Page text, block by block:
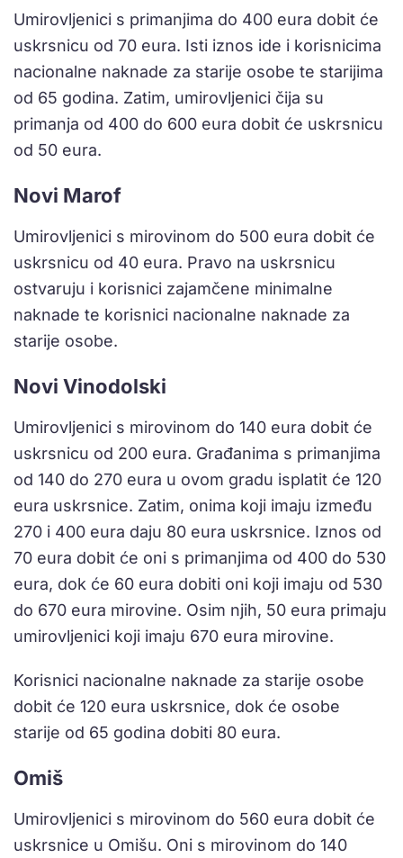
Umirovljenici s primanjima do 400 eura dobit će
uskrsnicu od 70 eura. Isti iznos ide i korisnicima
nacionalne naknade za starije osobe te starijima
od 65 godina. Zatim, umirovljenici čija su
primanja od 400 do 600 eura dobit će uskrsnicu
od 50 eura.
Novi Marof
Umirovljenici s mirovinom do 500 eura dobit će
uskrsnicu od 40 eura. Pravo na uskrsnicu
ostvaruju i korisnici zajamčene minimalne
naknade te korisnici nacionalne naknade za
starije osobe.
Novi Vinodolski
Umirovljenici s mirovinom do 140 eura dobit će
uskrsnicu od 200 eura. Građanima s primanjima
od 140 do 270 eura u ovom gradu isplatit će 120
eura uskrsnice. Zatim, onima koji imaju između
270 i 400 eura daju 80 eura uskrsnice. Iznos od
70 eura dobit će oni s primanjima od 400 do 530
eura, dok će 60 eura dobiti oni koji imaju od 530
do 670 eura mirovine. Osim njih, 50 eura primaju
umirovljenici koji imaju 670 eura mirovine.
Korisnici nacionalne naknade za starije osobe
dobit će 120 eura uskrsnice, dok će osobe
starije od 65 godina dobiti 80 eura.
Omiš
Umirovljenici s mirovinom do 560 eura dobit će
uskrsnice u Omišu. Oni s mirovinom do 140